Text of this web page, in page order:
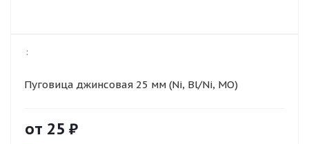
:
Пуговица джинсовая 25 мм (Ni, Bl/Ni, MO)
от 25 ₽